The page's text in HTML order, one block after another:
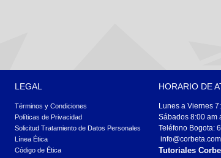
LEGAL
Términos y Condiciones
Políticas de Privacidad
Solicitud Tratamiento de Datos Personales
Línea Ética
Código de Ética
HORARIO DE
Lunes a Viernes
Sábados 8:00 am
Teléfono Bogota:
Tutoriales